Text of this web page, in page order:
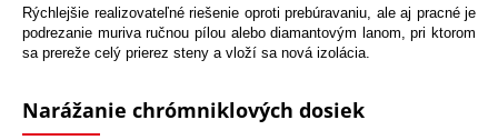
Rýchlejšie realizovateľné riešenie oproti prebúravaniu, ale aj pracné je
podrezanie muriva ručnou pílou alebo diamantovým lanom, pri ktorom
sa prereže celý prierez steny a vloží sa nová izolácia.
Narážanie chrómniklových dosiek